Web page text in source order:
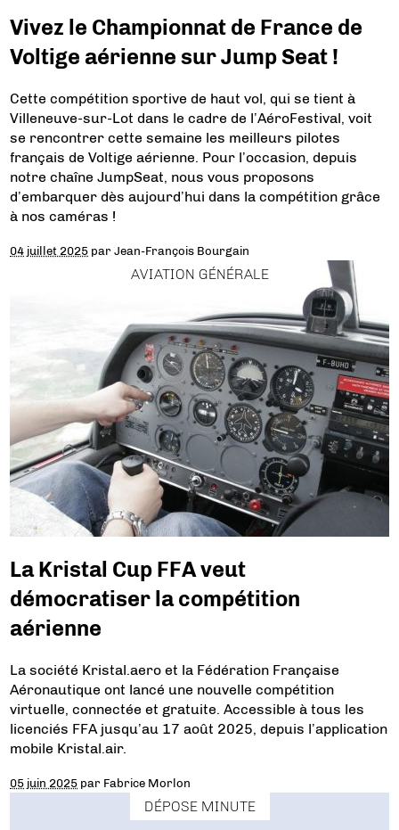
Vivez le Championnat de France de
Voltige aérienne sur Jump Seat !
Cette compétition sportive de haut vol, qui se tient à
Villeneuve-sur-Lot dans le cadre de l’AéroFestival, voit
se rencontrer cette semaine les meilleurs pilotes
français de Voltige aérienne. Pour l’occasion, depuis
notre chaîne JumpSeat, nous vous proposons
d’embarquer dès aujourd’hui dans la compétition grâce
à nos caméras !
04 juillet 2025 parJean-François Bourgain
AVIATION GÉNÉRALE
La Kristal Cup FFA veut
démocratiser la compétition
aérienne
La société Kristal.aero et la Fédération Française
Aéronautique ont lancé une nouvelle compétition
virtuelle, connectée et gratuite. Accessible à tous les
licenciés FFA jusqu’au 17 août 2025, depuis l’application
mobile Kristal.air.
05 juin 2025 par Fabrice Morlon
DÉPOSE MINUTE